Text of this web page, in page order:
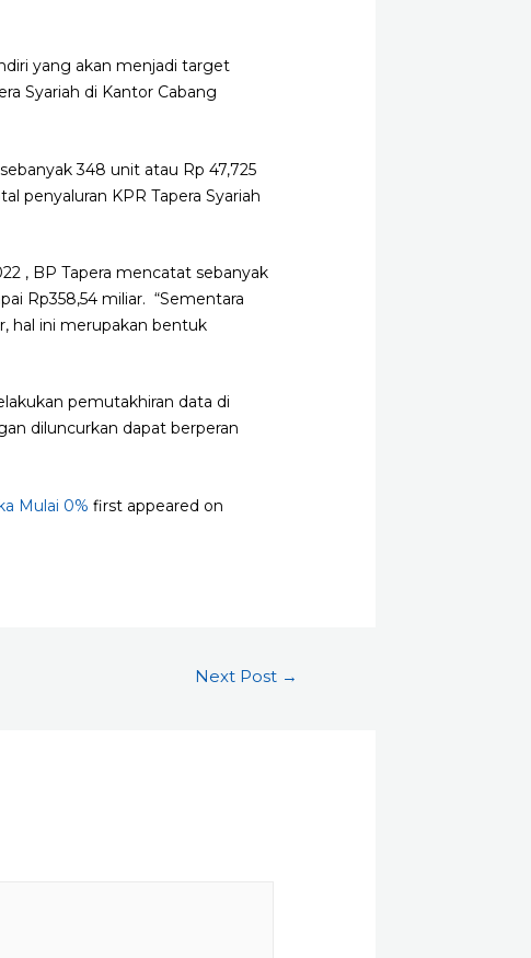
yang akan menjadi target
Syariah di Kantor Cabang
348 unit atau Rp 47,725
penyaluran KPR Tapera Syariah
, BP Tapera mencatat sebanyak
Rp358,54 miliar. “Sementara
hal ini merupakan bentuk
pemutakhiran data di
diluncurkan dapat berperan
Mulai 0% first appeared on
Next Post →